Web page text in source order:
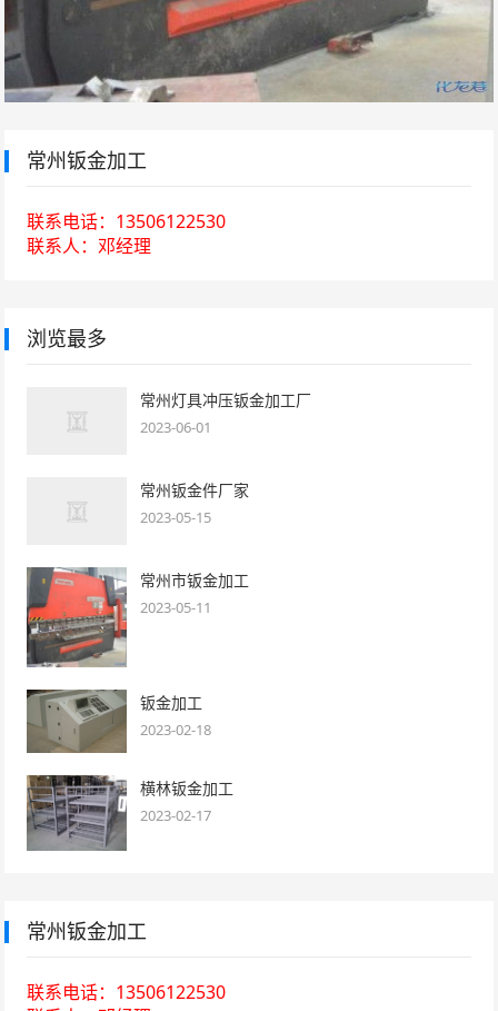
常州钣金加工
联系电话：13506122530
联系人：邓经理
浏览最多
常州灯具冲压钣金加工厂
2023-06-01
常州钣金件厂家
2023-05-15
常州市钣金加工
2023-05-11
钣金加工
2023-02-18
横林钣金加工
2023-02-17
常州钣金加工
联系电话：13506122530